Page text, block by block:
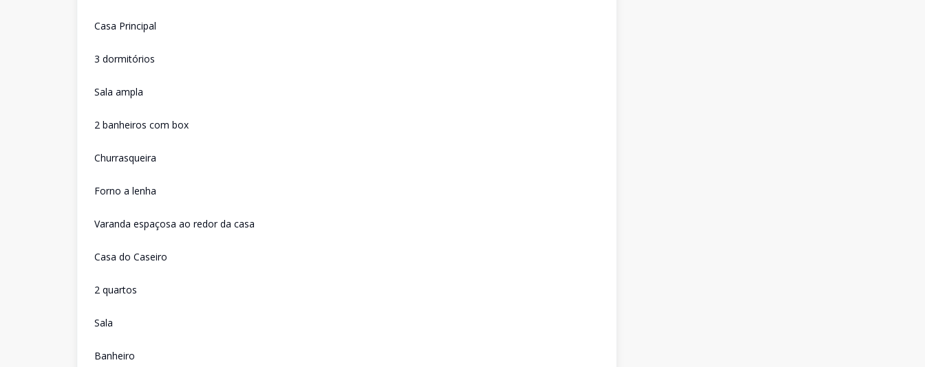
Casa Principal
3 dormitórios
Sala ampla
2 banheiros com box
Churrasqueira
Forno a lenha
Varanda espaçosa ao redor da casa
Casa do Caseiro
2 quartos
Sala
Banheiro